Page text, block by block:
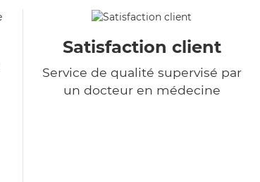
Satisfaction client
Service de qualité supervisé par
un docteur en médecine